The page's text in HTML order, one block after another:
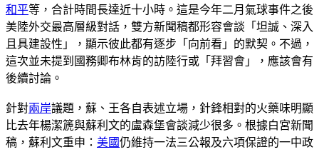
和平等，合計時間長達近十小時。這是今年二月氣球事件之後
美陸外交最高層級對話，雙方新聞稿都形容會談「坦誠、深入
且具建設性」，顯示彼此都有逐步「向前看」的默契。不過，
這次並未提到國務卿布林肯的訪陸行或「拜習會」，應該會有
後續討論。
針對兩岸議題，蘇、王各自表述立場，針鋒相對的火藥味明顯
比去年楊潔篪與蘇利文的盧森堡會談減少很多。根據白宮新聞
稿，蘇利文重申： 美國仍維持一法三公報及六項保證的一中政